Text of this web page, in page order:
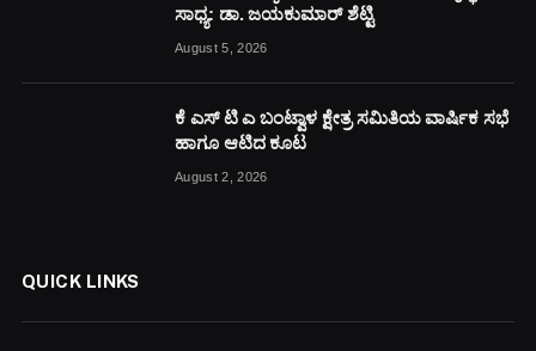
ಸಾಧ್ಯ: ಡಾ. ಜಯಕುಮಾರ್ ಶೆಟ್ಟಿ
August 5, 2026
ಕೆ ಎಸ್ ಟಿ ಎ ಬಂಟ್ವಾಳ ಕ್ಷೇತ್ರ ಸಮಿತಿಯ ವಾರ್ಷಿಕ ಸಭೆ
ಹಾಗೂ ಆಟಿದ ಕೂಟ
August 2, 2026
QUICK LINKS